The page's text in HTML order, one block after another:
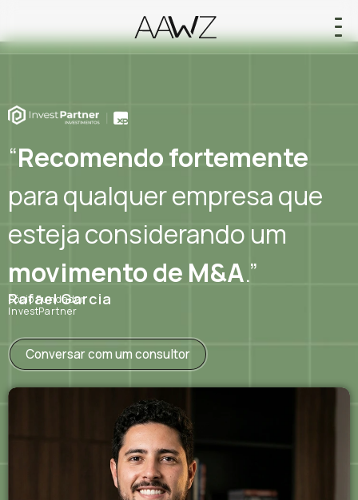
“Recomendo fortemente
para qualquer empresa que
esteja considerando um
movimento de M&A.”
Rafael Garcia
Sócio Fundador
InvestPartner
Conversar com um consultor